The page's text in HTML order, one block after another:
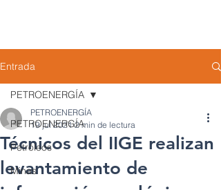
Entrada
PETROENERGÍA
Petróleos
Minas
PETROENERGÍA
Técnicos del IIGE realizan
levantamiento de
PETROENERGÍA
19 jul 2021 2 min de lectura